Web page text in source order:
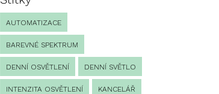
AUTOMATIZACE
BAREVNÉ SPEKTRUM
DENNÍ OSVĚTLENÍ DENNÍ SVĚTLO
INTENZITA OSVĚTLENÍ KANCELÁŘ